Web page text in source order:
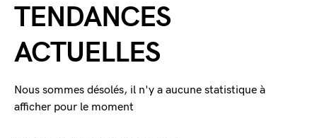
TENDANCES
ACTUELLES
Nous sommes désolés, il n'y a aucune statistique à
afficher pour le moment